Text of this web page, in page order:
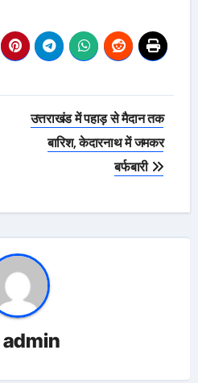
उत्तराखंड में पहाड़ से मैदान तक
बारिश, केदारनाथ में जमकर
बर्फबारी
admin